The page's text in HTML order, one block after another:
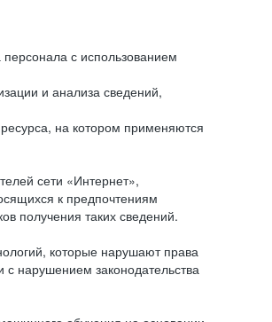
с использованием
и анализа сведений,
на котором применяются
сети «Интернет»,
к предпочтениям
получения таких сведений.
которые нарушают права
нарушением законодательства